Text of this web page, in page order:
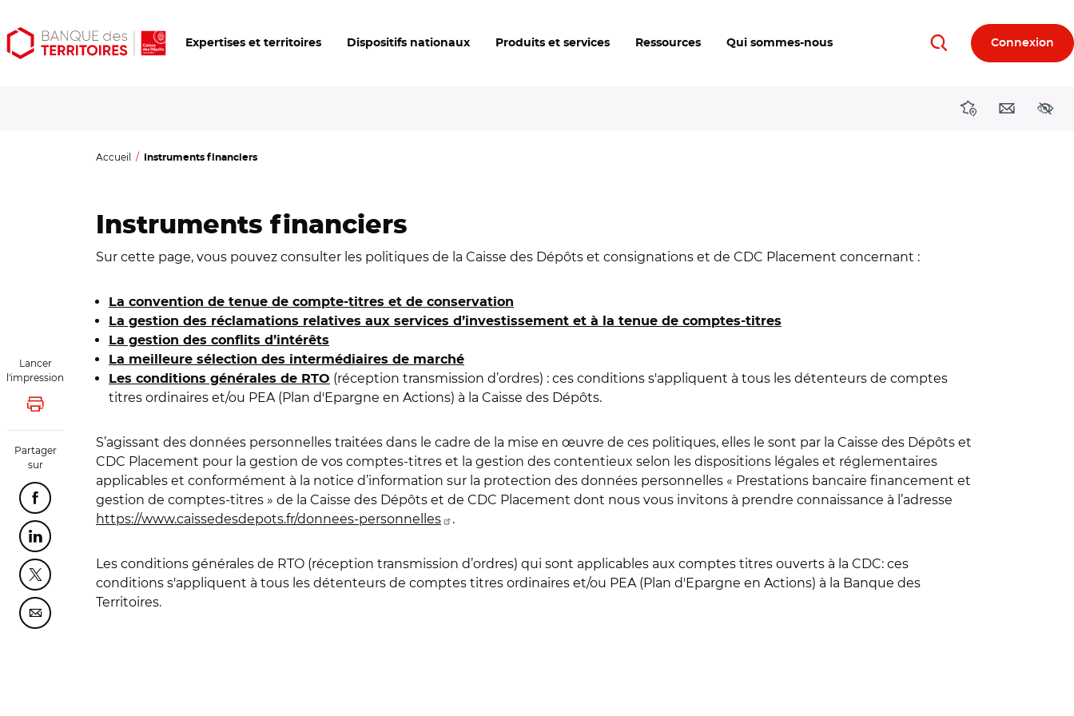
Aller
au
Aller
au
Ouvrir
les
Expertises et territoires Dispositifs nationaux Produits et services Ressources Qui sommes-nous RechercherConnexion
DirectionsContact
Accueil Instruments financiers
Instruments financiers
Lancer
l'impression
Lancer l'impression
Partager
sur
Partager cette page sur Facebook
Partager cette page sur Linkedin
Partager cette page sur Twitter
Partager cette page sur Courriel
Sur cette page, vous pouvez consulter les politiques de la Caisse des Dépôts et consignations et de CDC Placement concernant :
La convention de tenue de compte-titres et de conservation
La gestion des réclamations relatives aux services d’investissement et à la tenue de comptes-titres
La gestion des conflits d’intérêts
La meilleure sélection des intermédiaires de marché
Les conditions générales de RTO (réception transmission d’ordres) : ces conditions s'appliquent à tous les détenteurs de comptes
titres ordinaires et/ou PEA (Plan d'Epargne en Actions) à la Caisse des Dépôts.
S’agissant des données personnelles traitées dans le cadre de la mise en œuvre de ces politiques, elles le sont par la Caisse des Dépôts et
CDC Placement pour la gestion de vos comptes-titres et la gestion des contentieux selon les dispositions légales et réglementaires
applicables et conformément à la notice d’information sur la protection des données personnelles « Prestations bancaire financement et
gestion de comptes-titres » de la Caisse des Dépôts et de CDC Placement dont nous vous invitons à prendre connaissance à l’adresse
https://www.caissedesdepots.fr/donnees-personnelles
.
Les conditions générales de RTO (réception transmission d’ordres) qui sont applicables aux comptes titres ouverts à la CDC: ces
conditions s'appliquent à tous les détenteurs de comptes titres ordinaires et/ou PEA (Plan d'Epargne en Actions) à la Banque des
Territoires.